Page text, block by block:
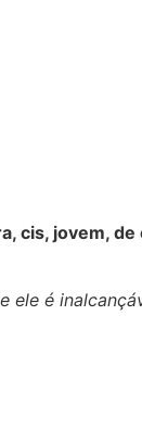
cis, jovem,
ele é